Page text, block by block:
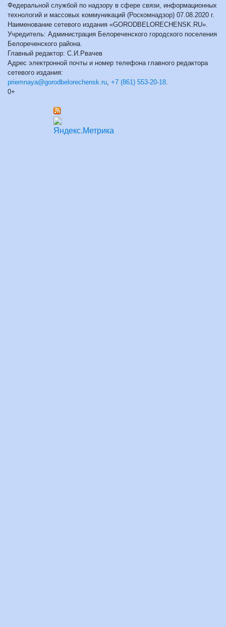
Федеральной службой по надзору в сфере связи, информационных
технологий и массовых коммуникаций (Роскомнадзор) 07.08.2020 г.
Наименование сетевого издания «GORODBELORECHENSK.RU».
Учредитель: Администрация Белореченского городского поселения
Белореченского района.
Главный редактор: С.И.Рвачев
Адрес электронной почты и номер телефона главного редактора
сетевого издания:
priemnaya@gorodbelorechensk.ru +7 (861) 553-20-18
0+